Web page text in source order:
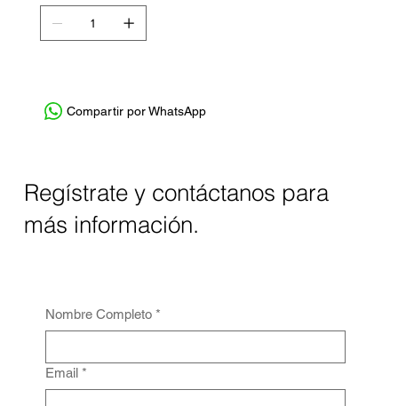
Compartir por WhatsApp
Regístrate y contáctanos para
más información.
Nombre Completo *
Email *